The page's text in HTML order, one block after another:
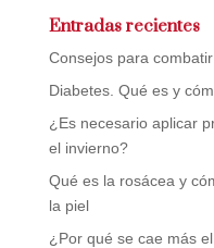
Entradas recientes
Consejos para
Diabetes. Qué es y
¿Es necesario aplicar
el invierno?
Qué es la rosácea y
la piel
¿Por qué se cae más